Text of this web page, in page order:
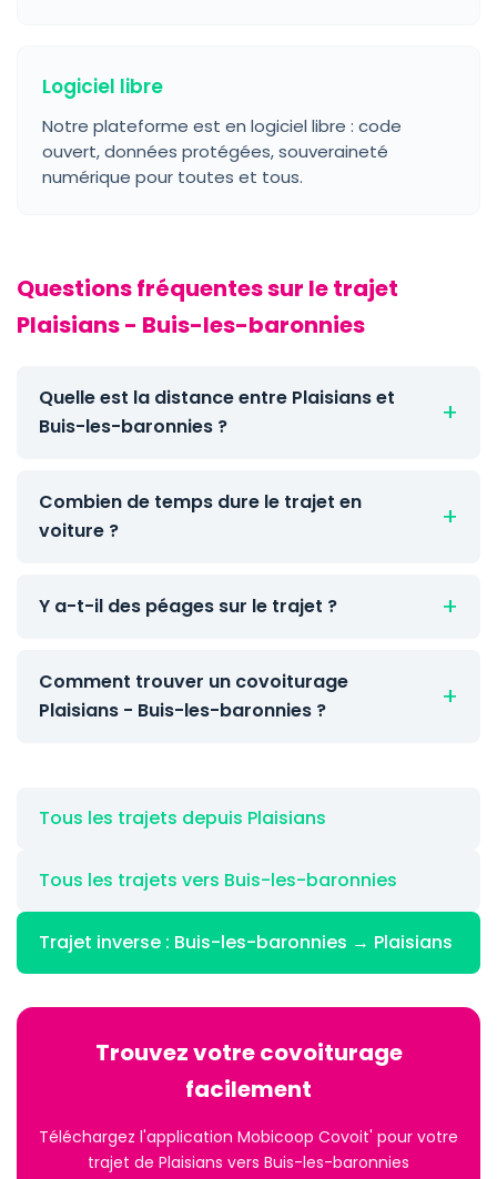
Logiciel libre
Notre plateforme est en logiciel libre : code
ouvert, données protégées, souveraineté
numérique pour toutes et tous.
Questions fréquentes sur le trajet
Plaisians - Buis-les-baronnies
Quelle est la distance entre Plaisians et
Buis-les-baronnies ?
Combien de temps dure le trajet en
voiture ?
Y a-t-il des péages sur le trajet ?
Comment trouver un covoiturage
Plaisians - Buis-les-baronnies ?
Tous les trajets depuis Plaisians
Tous les trajets vers Buis-les-baronnies
Trajet inverse : Buis-les-baronnies → Plaisians
Trouvez votre covoiturage
facilement
Téléchargez l'application Mobicoop Covoit' pour votre
trajet de Plaisians vers Buis-les-baronnies